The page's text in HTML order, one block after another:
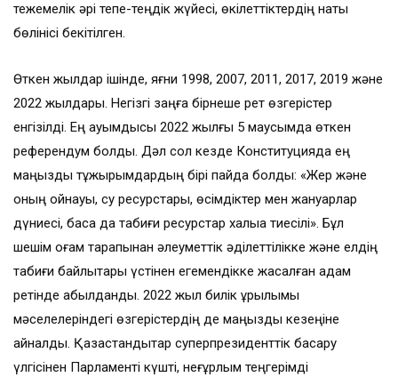
тежемелік әрі тепе-теңдік жүйесі, өкілеттіктердің нақты
бөлінісі бекітілген.
Өткен жылдар ішінде, яғни 1998, 2007, 2011, 2017, 2019 және
2022 жылдары. Негізгі заңға бірнеше рет өзгерістер
енгізілді. Ең ауқымдысы 2022 жылғы 5 маусымда өткен
референдум болды. Дәл сол кезде Конституцияда ең
маңызды тұжырымдардың бірі пайда болды: «Жер және
оның қойнауы, су ресурстары, өсімдіктер мен жануарлар
дүниесі, басқа да табиғи ресурстар халыққа тиесілі». Бұл
шешім қоғам тарапынан әлеуметтік әділеттілікке және елдің
табиғи байлықтары үстінен егемендікке жасалған қадам
ретінде қабылданды. 2022 жыл билік құрылымы
мәселелеріндегі өзгерістердің де маңызды кезеңіне
айналды. Қазақстандықтар суперпрезиденттік басқару
үлгісінен Парламенті күшті, неғұрлым теңгерімді